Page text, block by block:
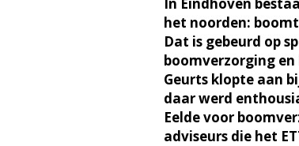
het noorden:
Dat is gebeurd op
boomverzorging
Geurts klopte aan
daar werd
Eelde voor
adviseurs die het